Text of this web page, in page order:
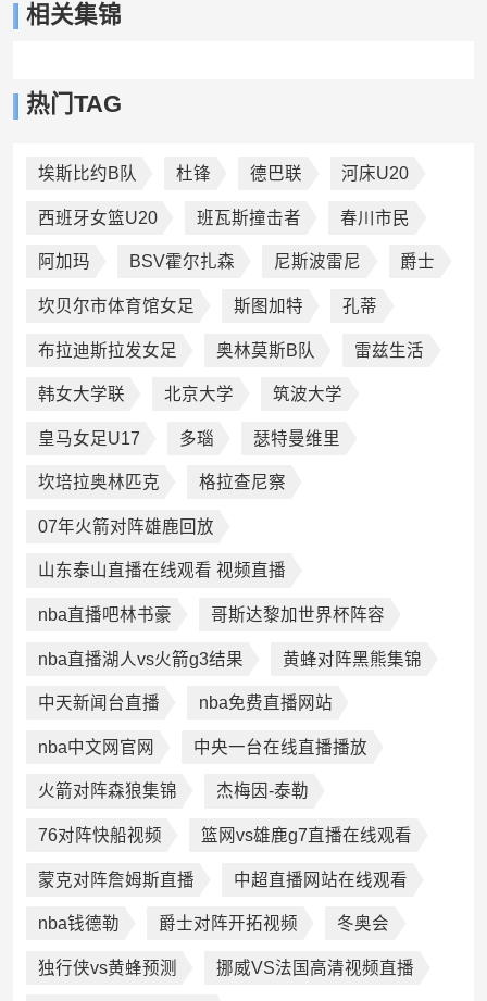
相关集锦
热门TAG
埃斯比约B队 杜锋 德巴联 河床U20
西班牙女篮U20 班瓦斯撞击者 春川市民
阿加玛 BSV霍尔扎森 尼斯波雷尼 爵士
坎贝尔市体育馆女足 斯图加特 孔蒂
布拉迪斯拉发女足 奥林莫斯B队 雷兹生活
韩女大学联 北京大学 筑波大学
皇马女足U17 多瑙 瑟特曼维里
坎培拉奥林匹克 格拉查尼察
07年火箭对阵雄鹿回放
山东泰山直播在线观看 视频直播
nba直播吧林书豪 哥斯达黎加世界杯阵容
nba直播湖人vs火箭g3结果 黄蜂对阵黑熊集锦
中天新闻台直播 nba免费直播网站
nba中文网官网 中央一台在线直播播放
火箭对阵森狼集锦 杰梅因-泰勒
76对阵快船视频 篮网vs雄鹿g7直播在线观看
蒙克对阵詹姆斯直播 中超直播网站在线观看
nba钱德勒 爵士对阵开拓视频 冬奥会
独行侠vs黄蜂预测 挪威VS法国高清视频直播